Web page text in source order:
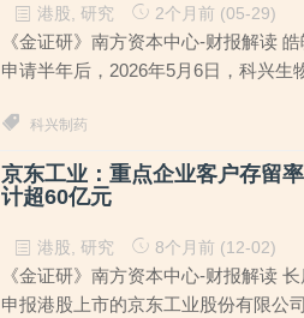
港股 研究 2个月前 (05-29)
《金证研》南方资本中心-财报解读
申请半年后，2026年5月6日，科兴生
科兴制药
京东工业：重点企业客户存留
计超60亿元
港股 研究 8个月前 (12-02)
《金证研》南方资本中心-财报解读
申报港股上市的京东工业股份有限公